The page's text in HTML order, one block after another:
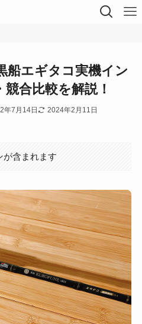
船エギタコ実機イン
合比較を解説！
年7月14日
2024年2月11日
が含まれます